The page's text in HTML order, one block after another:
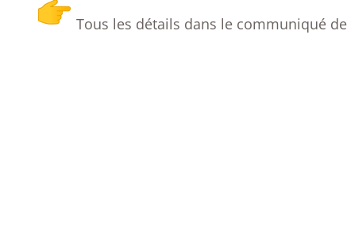
Tous les détails dans le communiqué